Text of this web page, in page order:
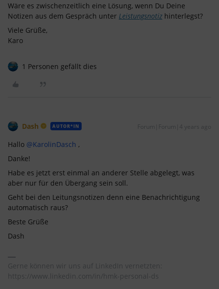
Wäre es zwischenzeitlich eine Lösung, wenn Du Deine
Notizen aus dem Gespräch unter Leistungsnotiz hinterlegst?
Viele Grüße,
Karo
1 Personen gefällt dies
Dash AUTOR*IN Forum|Forum|4 years ago
Hallo @KarolinDasch ,
Danke!
Habe es jetzt erst einmal an anderer Stelle abgelegt, was
aber nur für den Übergang sein soll.
Geht bei den Leitungsnotizen denn eine Benachrichtigung
automatisch raus?
Beste Grüße
Dash
Gerne können wir uns auf LinkedIn vernetzten:
https://www.linkedin.com/in/hmk-personal-ds